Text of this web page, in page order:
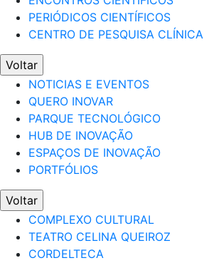
PERIÓDICOS CIENTÍFICOS
CENTRO DE PESQUISA CLÍNICA
Voltar
NOTICIAS E EVENTOS
QUERO INOVAR
PARQUE TECNOLÓGICO
HUB DE INOVAÇÃO
ESPAÇOS DE INOVAÇÃO
PORTFÓLIOS
Voltar
COMPLEXO CULTURAL
TEATRO CELINA QUEIROZ
CORDELTECA